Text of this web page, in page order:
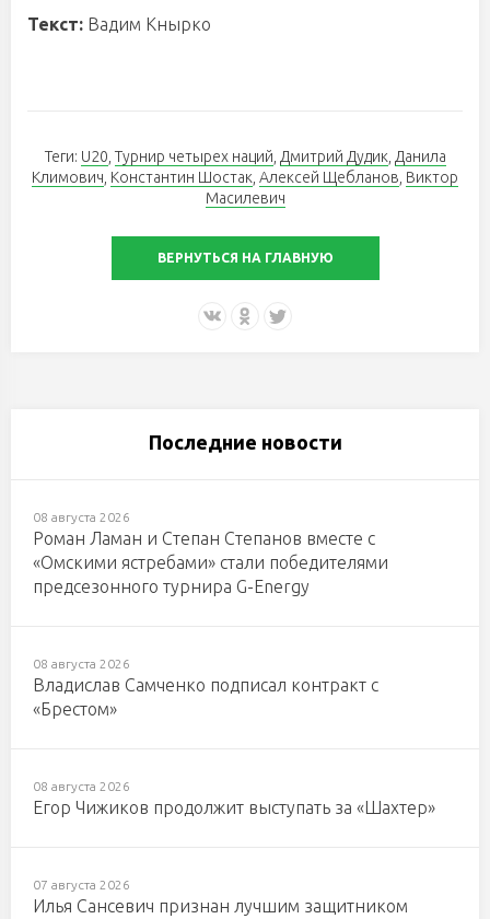
Текст: Вадим Кнырко
Теги: U20, Турнир четырех наций, Дмитрий Дудик, Данила
Климович, Константин Шостак, Алексей Щебланов, Виктор
Масилевич
ВЕРНУТЬСЯ НА ГЛАВНУЮ
Последние новости
08 августа 2026
Роман Ламан и Степан Степанов вместе с
«Омскими ястребами» стали победителями
предсезонного турнира G-Energy
08 августа 2026
Владислав Самченко подписал контракт с
«Брестом»
08 августа 2026
Егор Чижиков продолжит выступать за «Шахтер»
07 августа 2026
Илья Сансевич признан лучшим защитником